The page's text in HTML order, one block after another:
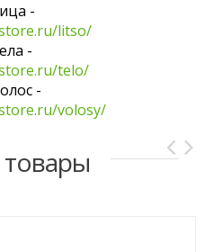
-
litso/
-
telo/
-
volosy/
товары